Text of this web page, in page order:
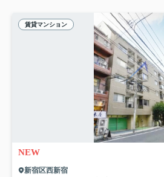
賃貸マンション
NEW
新宿区西新宿